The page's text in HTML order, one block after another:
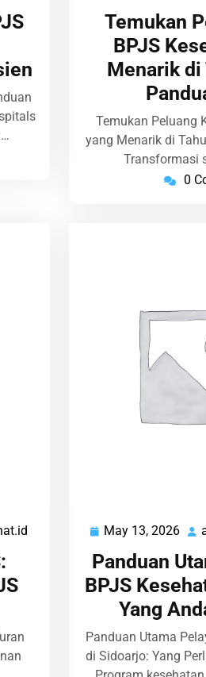
17,
Temukan
BPJS
Menarik di
Temukan Peluang
yang Menarik di
Transformasi
0
admin@kerincisehat.id
May 13, 2026 May
13,
Panduan
BPJS
Yang
Panduan Utama
di Sidoarjo: Yang